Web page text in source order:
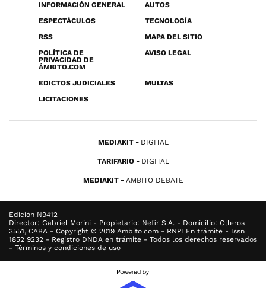
INFORMACIÓN GENERAL
AUTOS
ESPECTÁCULOS
TECNOLOGÍA
RSS
MAPA DEL SITIO
POLÍTICA DE
PRIVACIDAD DE
ÁMBITO.COM
AVISO LEGAL
EDICTOS JUDICIALES
MULTAS
LICITACIONES
MEDIAKIT DIGITAL
TARIFARIO DIGITAL
MEDIAKIT AMBITO DEBATE
Edición N9412
Director: Gabriel Morini - Propietario: Nefir S.A. - Domicilio: Olleros
3551, CABA - Copyright © 2019 Ambito.com - RNPI En trámite - Issn
1852 9232 - Registro DNDA en trámite - Todos los derechos reservados
- Términos y condiciones de uso